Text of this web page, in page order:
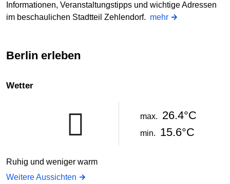
Informationen, Veranstaltungstipps und wichtige Adressen
im beschaulichen Stadtteil Zehlendorf. mehr
Berlin erleben
Wetter
max. 26.4°C
min. 15.6°C
Ruhig und weniger warm
Weitere Aussichten